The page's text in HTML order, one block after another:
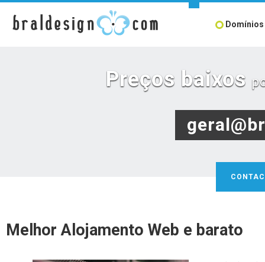
Domínios
Preços baixos
Melhor Alojamento Web e barato